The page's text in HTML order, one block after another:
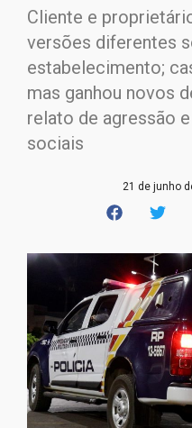
Cliente e
versões diferentes
estabelecimento;
mas ganhou novos
relato de agressão
sociais
21 de junho